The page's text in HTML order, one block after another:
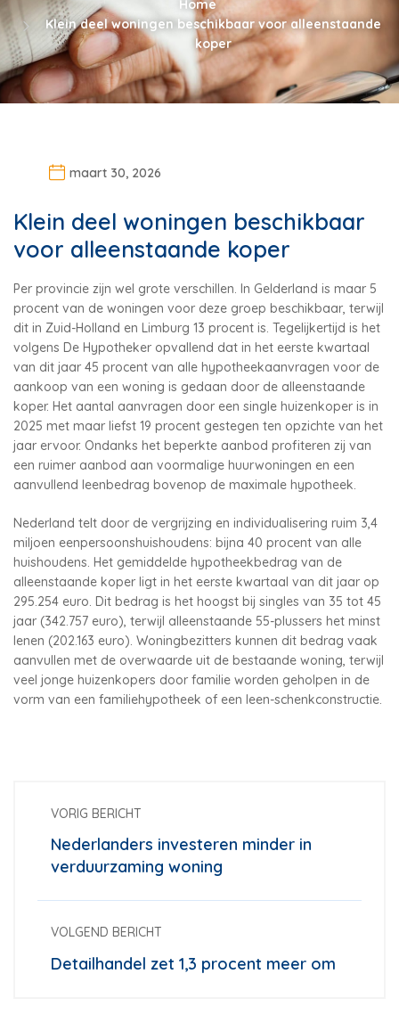
Home
Klein deel woningen beschikbaar voor alleenstaande
koper
maart 30, 2026
Klein deel woningen beschikbaar
voor alleenstaande koper
Per provincie zijn wel grote verschillen. In Gelderland is maar 5
procent van de woningen voor deze groep beschikbaar, terwijl
dit in Zuid-Holland en Limburg 13 procent is. Tegelijkertijd is het
volgens De Hypotheker opvallend dat in het eerste kwartaal
van dit jaar 45 procent van alle hypotheekaanvragen voor de
aankoop van een woning is gedaan door de alleenstaande
koper. Het aantal aanvragen door een single huizenkoper is in
2025 met maar liefst 19 procent gestegen ten opzichte van het
jaar ervoor. Ondanks het beperkte aanbod profiteren zij van
een ruimer aanbod aan voormalige huurwoningen en een
aanvullend leenbedrag bovenop de maximale hypotheek.
Nederland telt door de vergrijzing en individualisering ruim 3,4
miljoen eenpersoonshuishoudens: bijna 40 procent van alle
huishoudens. Het gemiddelde hypotheekbedrag van de
alleenstaande koper ligt in het eerste kwartaal van dit jaar op
295.254 euro. Dit bedrag is het hoogst bij singles van 35 tot 45
jaar (342.757 euro), terwijl alleenstaande 55-plussers het minst
lenen (202.163 euro). Woningbezitters kunnen dit bedrag vaak
aanvullen met de overwaarde uit de bestaande woning, terwijl
veel jonge huizenkopers door familie worden geholpen in de
vorm van een familiehypotheek of een leen-schenkconstructie.
VORIG BERICHT
Nederlanders investeren minder in
verduurzaming woning
VOLGEND BERICHT
Detailhandel zet 1,3 procent meer om